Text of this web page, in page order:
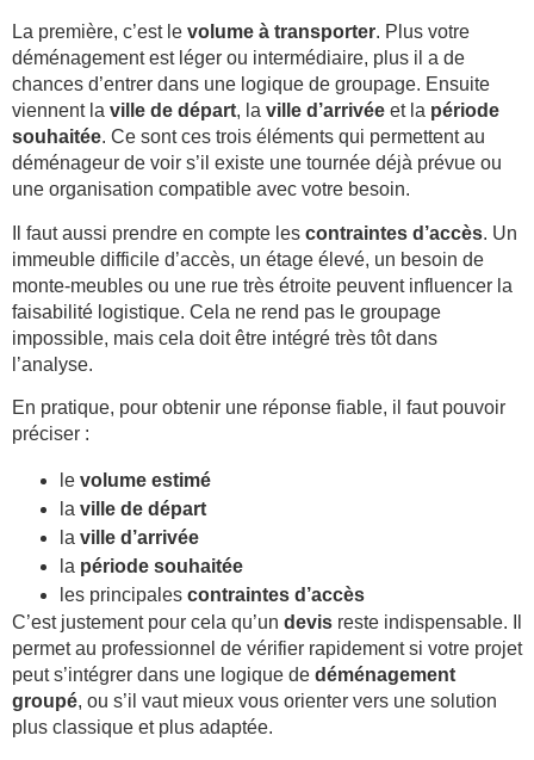
La première, c’est le volume à transporter. Plus votre
déménagement est léger ou intermédiaire, plus il a de
chances d’entrer dans une logique de groupage. Ensuite
viennent la ville de départ, la ville d’arrivée et la période
souhaitée. Ce sont ces trois éléments qui permettent au
déménageur de voir s’il existe une tournée déjà prévue ou
une organisation compatible avec votre besoin.
Il faut aussi prendre en compte les contraintes d’accès. Un
immeuble difficile d’accès, un étage élevé, un besoin de
monte-meubles ou une rue très étroite peuvent influencer la
faisabilité logistique. Cela ne rend pas le groupage
impossible, mais cela doit être intégré très tôt dans
l’analyse.
En pratique, pour obtenir une réponse fiable, il faut pouvoir
préciser :
le volume estimé
la ville de départ
la ville d’arrivée
la période souhaitée
les principales contraintes d’accès
C’est justement pour cela qu’un devis reste indispensable. Il
permet au professionnel de vérifier rapidement si votre projet
peut s’intégrer dans une logique de déménagement
groupé, ou s’il vaut mieux vous orienter vers une solution
plus classique et plus adaptée.